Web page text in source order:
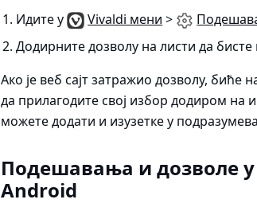
Идите у
Vivaldi мени >
Додирните дозволу на листи да бисте
Ако је веб сајт затражио дозволу, биће
да прилагодите свој избор додиром на
можете додати и изузетке у
Подешавања и дозволе у
Android